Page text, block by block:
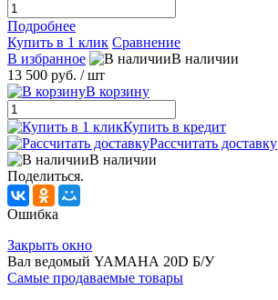
Подробнее
Купить в 1 клик Сравнение
В избранное
В наличии
13 500 руб. / шт
В корзину
Купить в кредит
Рассчитать доставку
В наличии
Поделиться.
Ошибка
Закрыть окно
Вал ведомый YAMAHА 20D Б/У
Самые продаваемые товары